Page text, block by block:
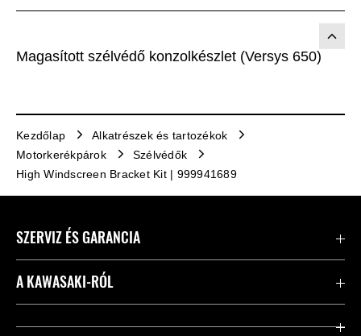
Magasított szélvédő konzolkészlet (Versys 650)
Kezdőlap
Alkatrészek és tartozékok
Motorkerékpárok
Szélvédők
High Windscreen Bracket Kit | 999941689
SZERVIZ ÉS GARANCIA
Kapcsolat
A KAWASAKI-RÓL
Vállalatunk